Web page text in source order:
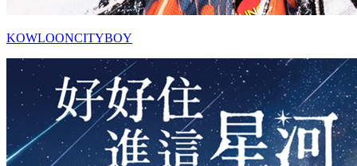
KOWLOONCITYBOY